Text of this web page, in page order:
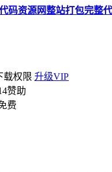
码资源网整站打包完整
载权限 升级VIP
赞助
费